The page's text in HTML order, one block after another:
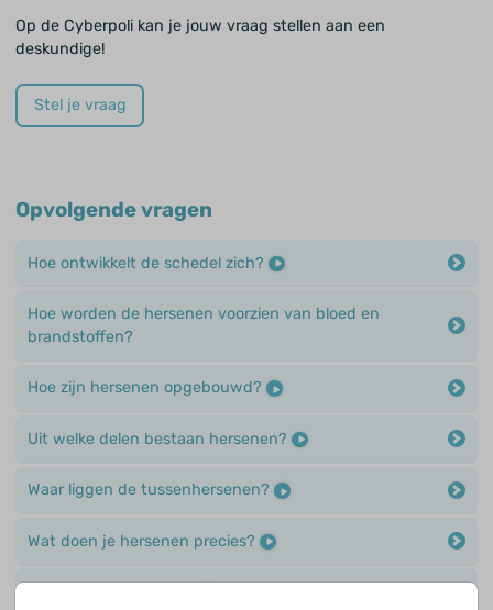
Op de Cyberpoli kan je jouw vraag stellen aan een
deskundige!
Stel je vraag
Opvolgende vragen
Hoe ontwikkelt de schedel zich?
Hoe worden de hersenen voorzien van bloed en
brandstoffen?
Hoe zijn hersenen opgebouwd?
Uit welke delen bestaan hersenen?
Waar liggen de tussenhersenen?
Wat doen je hersenen precies?